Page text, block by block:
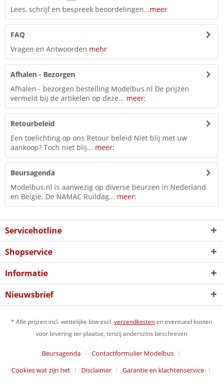
Lees, schrijf en bespreek beoordelingen...meer
FAQ
Vragen en Antwoorden mehr
Afhalen - Bezorgen
Afhalen - bezorgen bestelling Modelbus.nl De prijzen
vermeld bij de artikelen op deze... meer:
Retourbeleid
Een toelichting op ons Retour beleid Niet blij met uw
aankoop? Toch niet blij... meer:
Beursagenda
Modelbus.nl is aanwezig op diverse beurzen in Nederland
en België. De NAMAC Ruildag... meer:
Servicehotline
Shopservice
Informatie
Nieuwsbrief
* Alle prijzen incl. wettelijke btw excl.verzendkostenen eventueel kosten
voor levering ter plaatse, tenzij anderszins beschreven
Beursagenda
Contactformulier Modelbus
Cookies wat zijn het
Disclaimer
Garantie en klachtenservice